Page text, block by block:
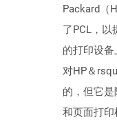
Packard（
了PCL，以
的打印设
对HP＆
的，但它
和页面打